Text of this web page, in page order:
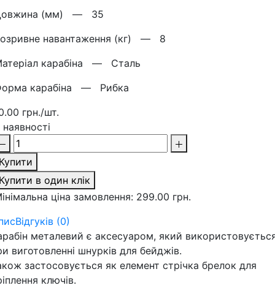
(мм) — 35
навантаження (кг) — 8
карабіна — Сталь
карабіна — Рибка
грн./шт.
в один клік
ціна замовлення: 299.00 грн.
Відгуків (0)
металевий є аксесуаром, який
виготовленні шнурків для бейджів.
застосовується як елемент стрічка брелок для
ключів.